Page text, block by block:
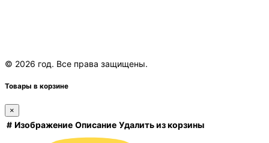
© 2026 год. Все права защищены.
Товары в корзине
×
# Изображение Описание Удалить из корзины